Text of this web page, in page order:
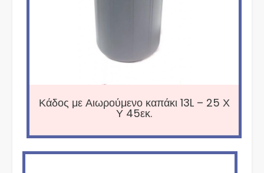
Κάδος με Αιωρούμενο καπάκι 13L – 25 Χ
Υ 45εκ.